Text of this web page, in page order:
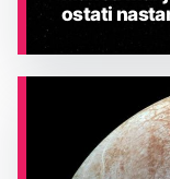
ostati